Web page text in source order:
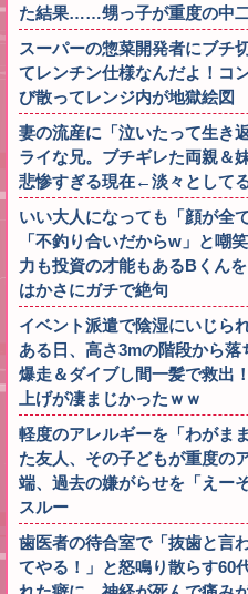
た結果……甥っ子が重度の中
スーパーの惣菜開発者にブチ
てレンチン仕様なんだよ！コ
び散ってレンジ内が地獄絵図
妻の流産に「泣いたって生き
ライな兄。ブチギレた両親＆
悲惨すぎる現在←淡々として
いい大人になっても「顔が全
「不釣り合いだからw」と嘲
力も投資の才能もあるBくん
はかさにガチで絶句
イベント派遣で陰湿にいじら
ある日、高さ3mの階段から
爆走＆ダイブし間一髪で救出
上げが凄まじかったｗｗ
軽度のアレルギーを「わがま
た友人、その子どもが重度の
端、過去の嫌がらせを「えー
スルー
歯医者の待合室で「抜歯と言
てやる！」と怒鳴り散らす60